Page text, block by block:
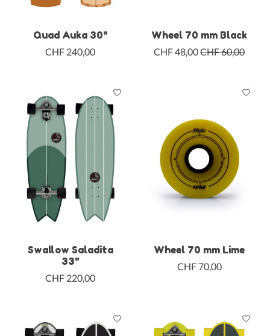
Quad Auka 30"
CHF 240,00
Wheel 70 mm Black
CHF 48,00CHF 60,00
Swallow Saladita
33"
CHF 220,00
Wheel 70 mm Lime
CHF 70,00